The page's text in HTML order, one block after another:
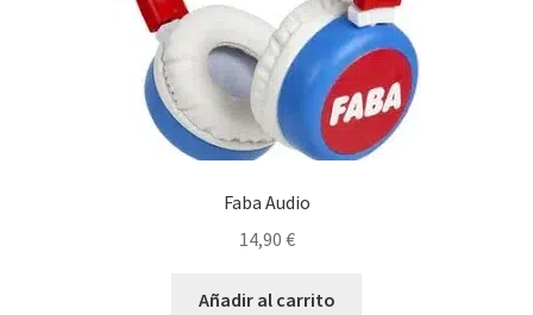
Faba Audio
14,90 €
Añadir al carrito